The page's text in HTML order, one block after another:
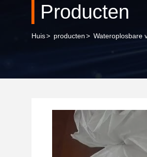
Producten
Huis> producten> Wateroplosbare